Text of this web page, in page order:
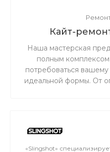
Кайт-
Наша мастерская
полным комплексом
потребоваться
идеальной формы. От
«Slingshot»